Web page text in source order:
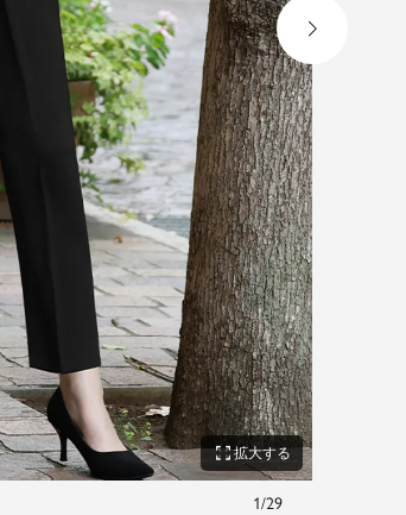
zoom_out_map拡大する
1/29